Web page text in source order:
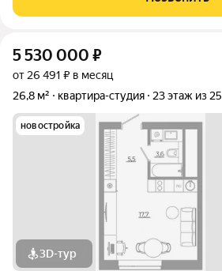
районе создан по концепции
5 530 000 ₽
от 26 491 ₽ в месяц
26,8 м²
квартира-студия 23 этаж из 25
новостройка
3D-тур